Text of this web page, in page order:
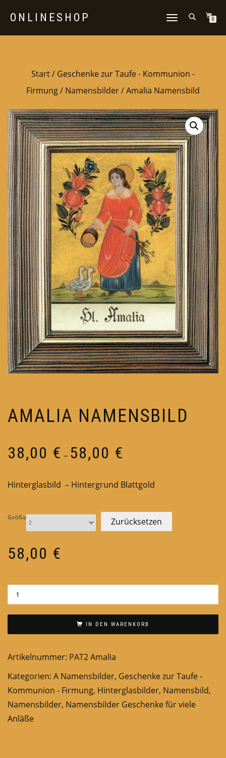
ONLINESHOP
NAVIGATION
0
Start/ Geschenke zur Taufe - Kommunion -
Firmung/ Namensbilder/ Amalia Namensbild
AMALIA NAMENSBILD
38,00 € – 58,00 €
58,00 €
Hinterglasbild – Hintergrund Blattgold
Größe Zurücksetzen
58,00 €
IN DEN WARENKORB
Artikelnummer: PAT2 Amalia
Kategorien: A Namensbilder, Geschenke zur Taufe -
Kommunion - Firmung, Hinterglasbilder, Namensbild,
Namensbilder, Namensbilder Geschenke für viele
Anläße